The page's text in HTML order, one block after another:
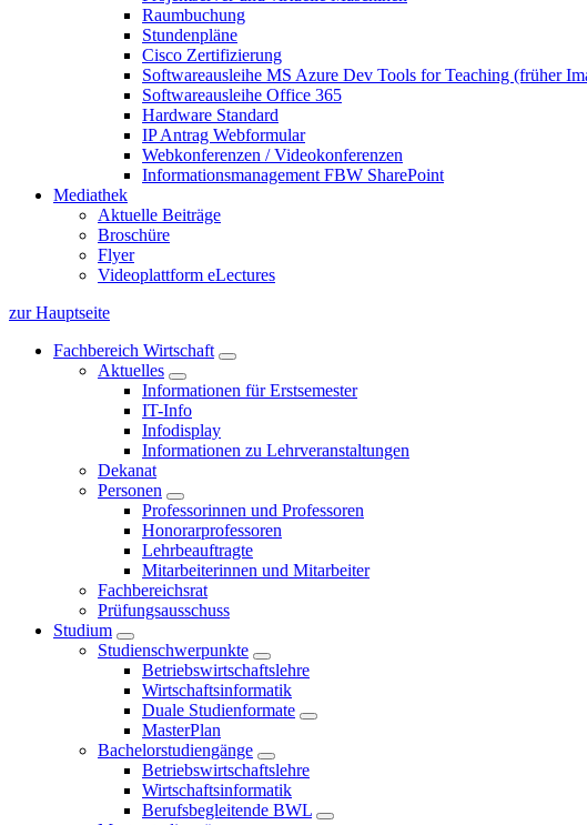
Raumbuchung
Stundenpläne
Cisco Zertifizierung
Softwareausleihe MS Azure Dev Tools for Teaching (früher
Softwareausleihe Office 365
Hardware Standard
IP Antrag Webformular
Webkonferenzen / Videokonferenzen
Informationsmanagement FBW SharePoint
Mediathek
Aktuelle Beiträge
Broschüre
Flyer
Videoplattform eLectures
zur Hauptseite
Fachbereich Wirtschaft
Aktuelles
Informationen für Erstsemester
IT-Info
Infodisplay
Informationen zu Lehrveranstaltungen
Dekanat
Personen
Professorinnen und Professoren
Honorarprofessoren
Lehrbeauftragte
Mitarbeiterinnen und Mitarbeiter
Fachbereichsrat
Prüfungsausschuss
Studium
Studienschwerpunkte
Betriebswirtschaftslehre
Wirtschaftsinformatik
Duale Studienformate
MasterPlan
Bachelorstudiengänge
Betriebswirtschaftslehre
Wirtschaftsinformatik
Berufsbegleitende BWL